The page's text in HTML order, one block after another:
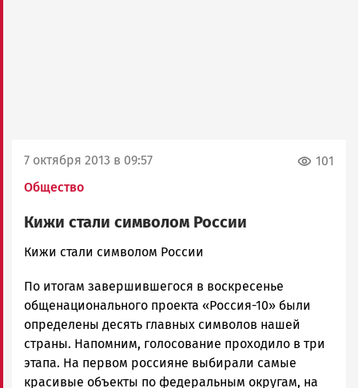
7 октября 2013 в 09:57
Общество
101
Кижи стали символом России
admintimur
Петрозаводска
и
Карелии
|
Петрозаводск
Кижи стали символом России
По итогам завершившегося в воскресенье
общенационального проекта «Россия-10» были
определены десять главных символов нашей
страны. Напомним, голосование проходило в три
этапа. На первом россияне выбирали самые
красивые объекты по федеральным округам, на